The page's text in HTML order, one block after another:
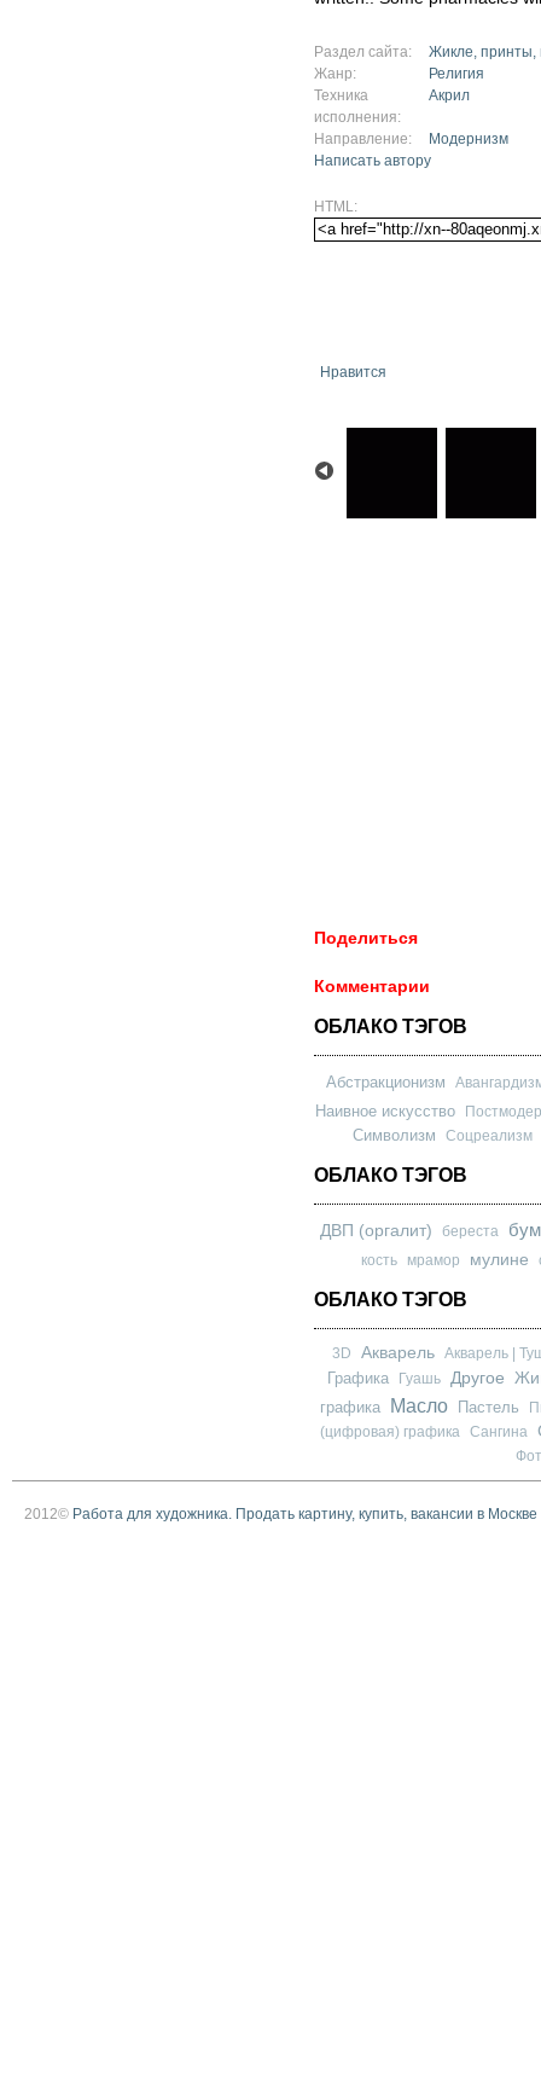
Раздел сайта:
Жикле, принты,
Жанр:
Религия
Техника
исполнения:
Акрил
Направление:
Модернизм
Написать автору
HTML:
Нравится
Поделиться
Комментарии
ОБЛАКО ТЭГОВ
Абстракционизм
Наивное искусство
Символизм Соцреализм
ОБЛАКО ТЭГОВ
ДВП (оргалит) береста
кость мрамор мулине
ОБЛАКО ТЭГОВ
3D Акварель Акварель |
Графика Гуашь Другое
графика
Масло Пастель
(цифровая) графика
Сангина
2012© Работа для художника. Продать картину, купить, вакансии в Москве